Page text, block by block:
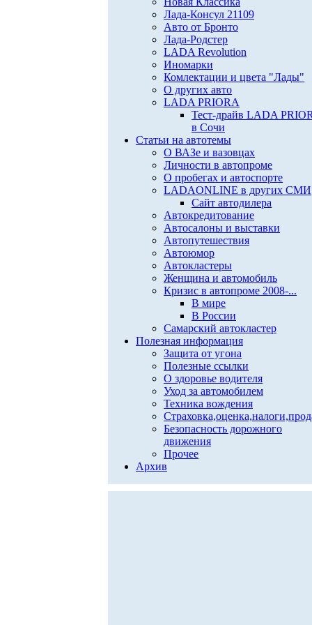
Лада-Консул 21109
Авто от Бронто
Лада-Родстер
LADA Revolution
Иномарки
Комлектации и цвета "Лады"
О других авто
LADA PRIORA
Тест-драйв LADA
в Сочи
Статьи на автотемы
О ВАЗе и вазовцах
Личности в автопроме
О пробегах и автоспорте
LADAONLINE в других СМИ
Сайт автодилера
Автокредитование
Автосалоны и выставки
Автопутешествия
Автоюмор
Автокластеры
Женщина и автомобиль
Кризис в автопроме 2008-...
В мире
В России
Самарский автокластер
Полезная информация
Защита от угона
Полезные ссылки
О здоровье водителя
Уход за автомобилем
Техника вождения
Безопасность дорожного
движения
Прочее
Архив